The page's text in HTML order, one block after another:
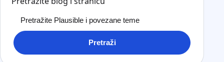
Pretraži